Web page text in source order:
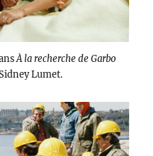
À la recherche de Garbo
Lumet.